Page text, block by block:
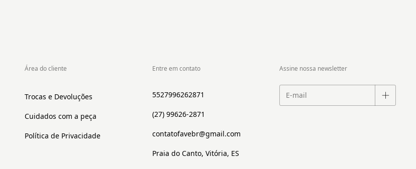
Área do cliente
Trocas e Devoluções
Cuidados com a peça
Política de Privacidade
Entre em contato
5527996262871
(27) 99626-2871
contatofavebr@gmail.com
Praia do Canto, Vitória, ES
Assine nossa newsletter